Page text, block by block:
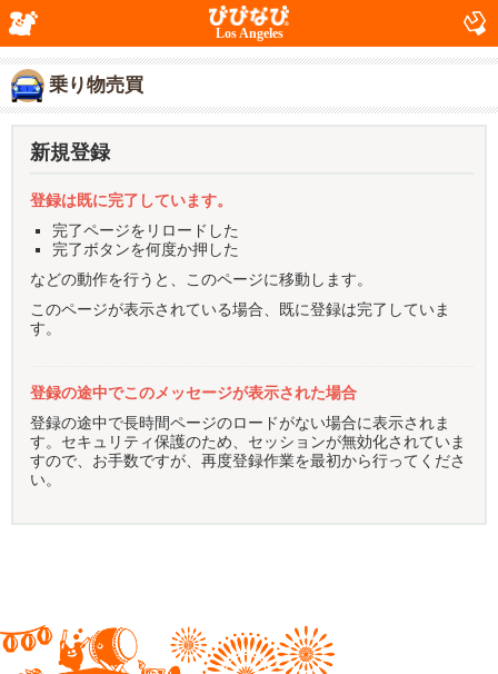
Los Angeles
乗り物売買
新規登録
登録は既に完了しています。
完了ページをリロードした
完了ボタンを何度か押した
などの動作を行うと、このページに移動します。
このページが表示されている場合、既に登録は完了していま
す。
登録の途中でこのメッセージが表示された場合
登録の途中で長時間ページのロードがない場合に表示されま
す。セキュリティ保護のため、セッションが無効化されていま
すので、お手数ですが、再度登録作業を最初から行ってくださ
い。